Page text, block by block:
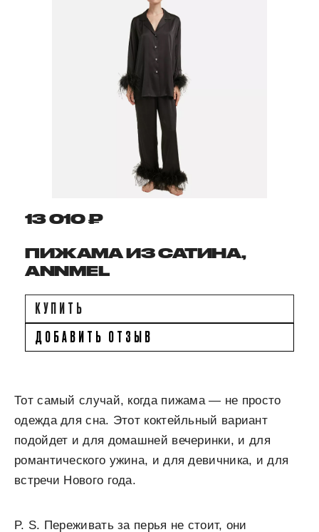
13 010 ₽
ПИЖАМА ИЗ САТИНА,
ANNMEL
КУПИТЬ
ДОБАВИТЬ ОТЗЫВ
Тот самый случай, когда пижама — не просто
одежда для сна. Этот коктейльный вариант
подойдет и для домашней вечеринки, и для
романтического ужина, и для девичника, и для
встречи Нового года.
P. S. Переживать за перья не стоит, они